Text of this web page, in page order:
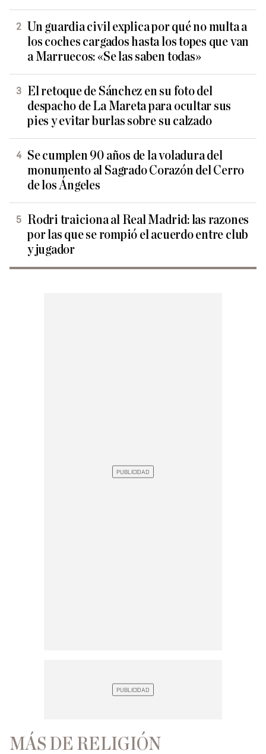
Un guardia civil explica por qué no multa a
los coches cargados hasta los topes que van
a Marruecos: «Se las saben todas»
El retoque de Sánchez en su foto del
despacho de La Mareta para ocultar sus
pies y evitar burlas sobre su calzado
Se cumplen 90 años de la voladura del
monumento al Sagrado Corazón del Cerro
de los Ángeles
Rodri traiciona al Real Madrid: las razones
por las que se rompió el acuerdo entre club
y jugador
MÁS DE RELIGIÓN